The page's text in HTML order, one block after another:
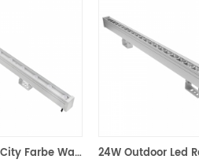
24W Outdoor Led Restaurant Unterlegscheibe Wandbeleuchtung